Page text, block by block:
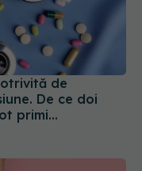
de
De ce doi
primi